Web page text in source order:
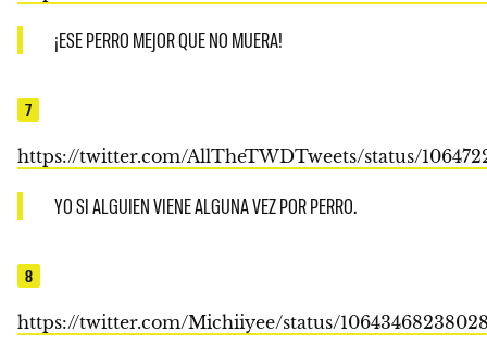
¡ESE PERRO MEJOR QUE NO MUERA!
7
https://twitter.com/AllTheTWDTweets/status/
YO SI ALGUIEN VIENE ALGUNA VEZ POR PERRO.
8
https://twitter.com/Michiiyee/status/